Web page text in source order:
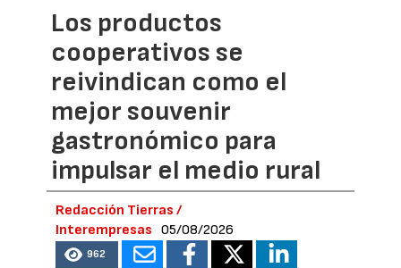
Los productos
cooperativos se
reivindican como el
mejor souvenir
gastronómico para
impulsar el medio rural
Redacción Tierras /
Interempresas
05/08/2026
962